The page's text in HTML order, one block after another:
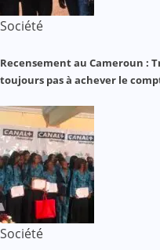
Société
Recensement au Cameroun :
toujours pas à achever le
Société